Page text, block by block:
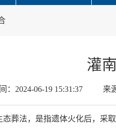
灌
： 2024-06-19 15:31:37 来
态葬法，是指遗体火化后，采